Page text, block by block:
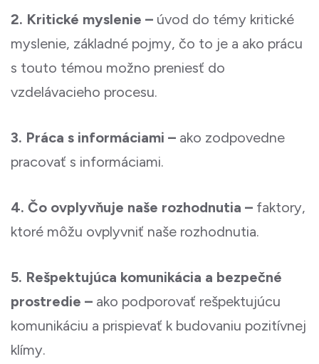
2. Kritické myslenie – úvod do témy kritické
myslenie, základné pojmy, čo to je a ako prácu
s touto témou možno preniesť do
vzdelávacieho procesu.
3. Práca s informáciami – ako zodpovedne
pracovať s informáciami.
4. Čo ovplyvňuje naše rozhodnutia – faktory,
ktoré môžu ovplyvniť naše rozhodnutia.
5. Rešpektujúca komunikácia a bezpečné
prostredie – ako podporovať rešpektujúcu
komunikáciu a prispievať k budovaniu pozitívnej
klímy.